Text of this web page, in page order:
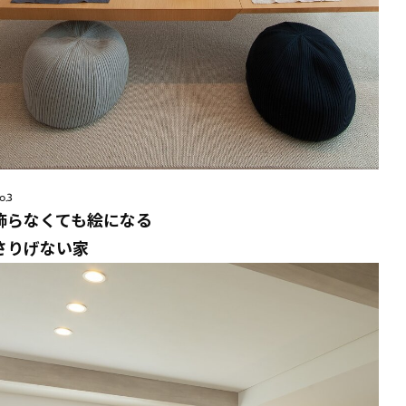
らなくても絵になる
りげない家